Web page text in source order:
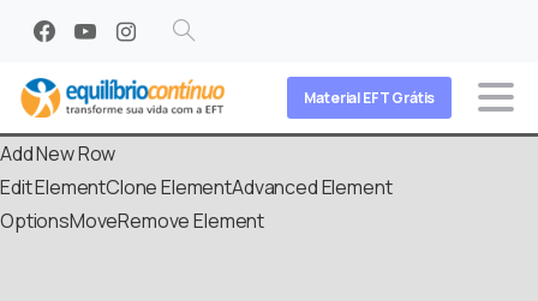
Search
Material EFT Grátis
Add New Row
Edit ElementClone ElementAdvanced Element
OptionsMoveRemove Element